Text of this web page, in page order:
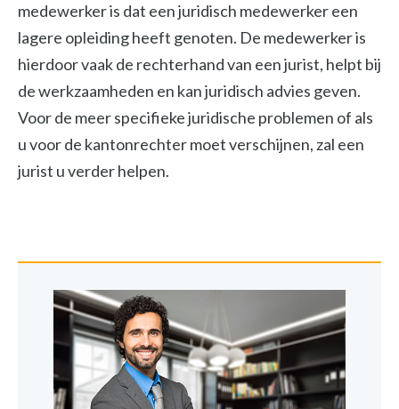
medewerker is dat een juridisch medewerker een
lagere opleiding heeft genoten. De medewerker is
hierdoor vaak de rechterhand van een jurist, helpt bij
de werkzaamheden en kan juridisch advies geven.
Voor de meer specifieke juridische problemen of als
u voor de kantonrechter moet verschijnen, zal een
jurist u verder helpen.